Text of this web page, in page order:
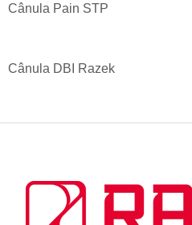
Cânula Pain STP
Cânula DBI Razek